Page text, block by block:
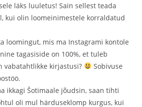
läks luuletus! Sain sellest teada
kui olin loomeinimestele korraldatud
loomingut, mis ma Instagrami kontole
tagasiside on 100%, et tuleb
vabatahtlikke kirjastusi?
Sobivuse
ikkagi Šotimaale jõudsin, saan tihti
oli mul härduseklomp kurgus, kui